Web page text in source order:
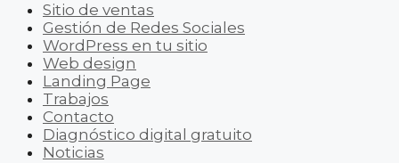
Sitio de ventas
Gestión de Redes Sociales
WordPress en tu sitio
Web design
Landing Page
Trabajos
Contacto
Diagnóstico digital gratuito
Noticias